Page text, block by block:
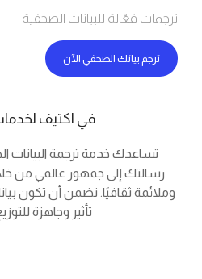
للبيانات الصحفية
الصحفي الآن
في اكتيف لخدمات الترجمة
خدمة ترجمة البيانات الصحفية
إلى جمهور عالمي من خلال تقديم
ثقافيًا. نضمن أن تكون بياناتك
تأثير وجاهزة للتوزيع بأي لغة.